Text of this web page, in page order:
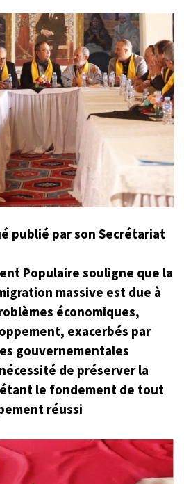
publié par son Secrétariat
Populaire souligne que la
massive est due à
économiques,
exacerbés par
gouvernementales
de préserver la
le fondement de tout
réussi